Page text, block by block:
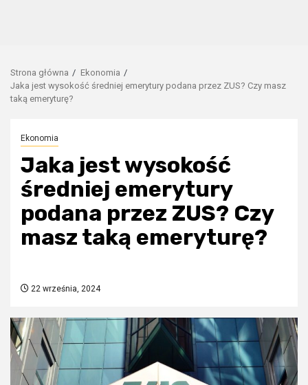
Strona główna
Ekonomia
Jaka jest wysokość średniej emerytury podana przez ZUS? Czy masz
taką emeryturę?
Ekonomia
Jaka jest wysokość
średniej emerytury
podana przez ZUS? Czy
masz taką emeryturę?
22 września, 2024